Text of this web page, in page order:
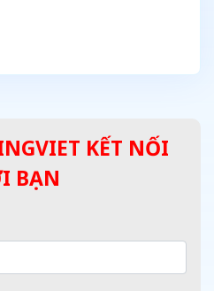
KẾT NỐI
BẠN